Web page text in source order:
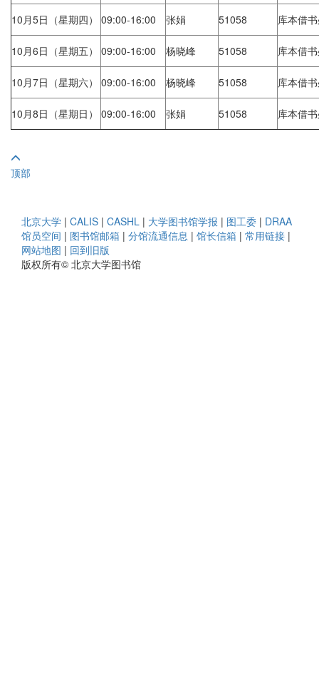
10月5日（星期四） 09:00-16:00 张娟 51058 库本借
10月6日（星期五） 09:00-16:00 杨晓峰 51058 库本借
10月7日（星期六） 09:00-16:00 杨晓峰 51058 库本借
10月8日（星期日） 09:00-16:00 张娟 51058 库本借
顶部
北京大学 | CALIS | CASHL | 大学图书馆学报 | 图工委 | DRAA
馆员空间 | 图书馆邮箱 | 分馆流通信息 | 馆长信箱 | 常用链接 |
网站地图 | 回到旧版
版权所有© 北京大学图书馆